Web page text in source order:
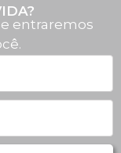
entraremos